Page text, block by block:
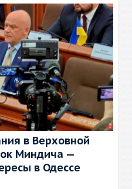
в Верховной
Миндича —
в Одессе